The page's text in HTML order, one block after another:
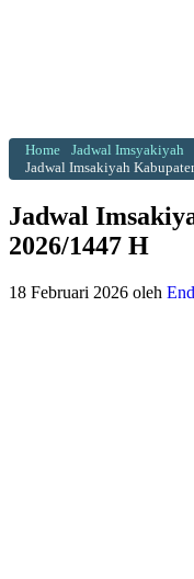
Home
Jadwal Imsyakiyah
Jadwal Imsakiyah
Jadwal
2026/1447 H
18 Februari 2026 oleh